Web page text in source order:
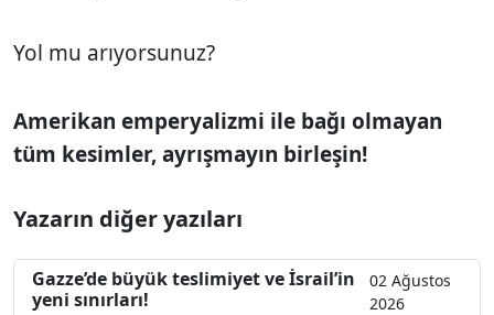
Yol mu arıyorsunuz?
Amerikan emperyalizmi ile bağı olmayan
tüm kesimler, ayrışmayın birleşin!
Yazarın diğer yazıları
Gazze’de büyük teslimiyet ve İsrail’in
yeni sınırları!
02 Ağustos
2026